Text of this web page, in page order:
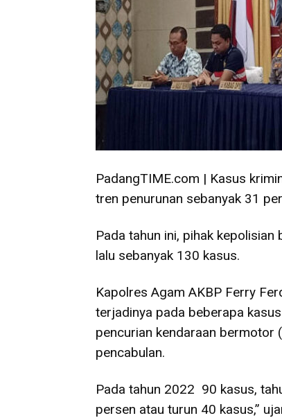
PadangTIME.com | Kasus
tren penurunan sebanyak 31
Pada tahun ini, pihak
lalu sebanyak 130 kasus.
Kapolres Agam AKBP Ferry
terjadinya pada beberapa
pencurian kendaraan bermotor
pencabulan.
Pada tahun 2022 90 kasus,
persen atau turun 40 kasus,”